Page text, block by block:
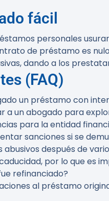
fácil
personales
de préstamo es
dando a los
(FAQ)
un préstamo con
a un abogado para
para la entidad
sanciones si se
después de
por lo que es
refinanciado?
al préstamo